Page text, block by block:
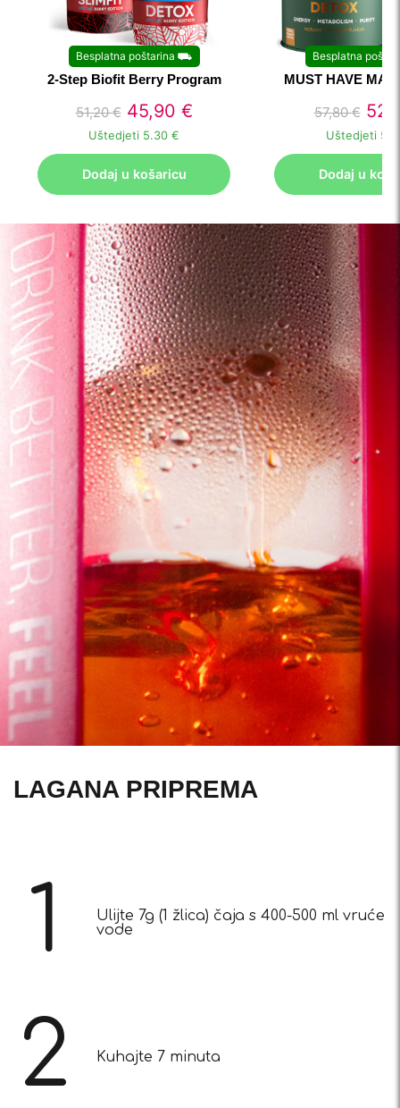
Besplatna poštarina ⛟
2-Step Biofit Berry Program
51,20€ 45,90 €
Uštedjeti 5.30 €
Dodaj u košaricu
Besplatna
MUST HAVE
57,80€
Uštedjeti
Dodaj u
LAGANA PRIPREMA
1
Ulijte 7g (1 žlica) čaja s 400-500 ml vruće
vode
2 Kuhajte 7 minuta